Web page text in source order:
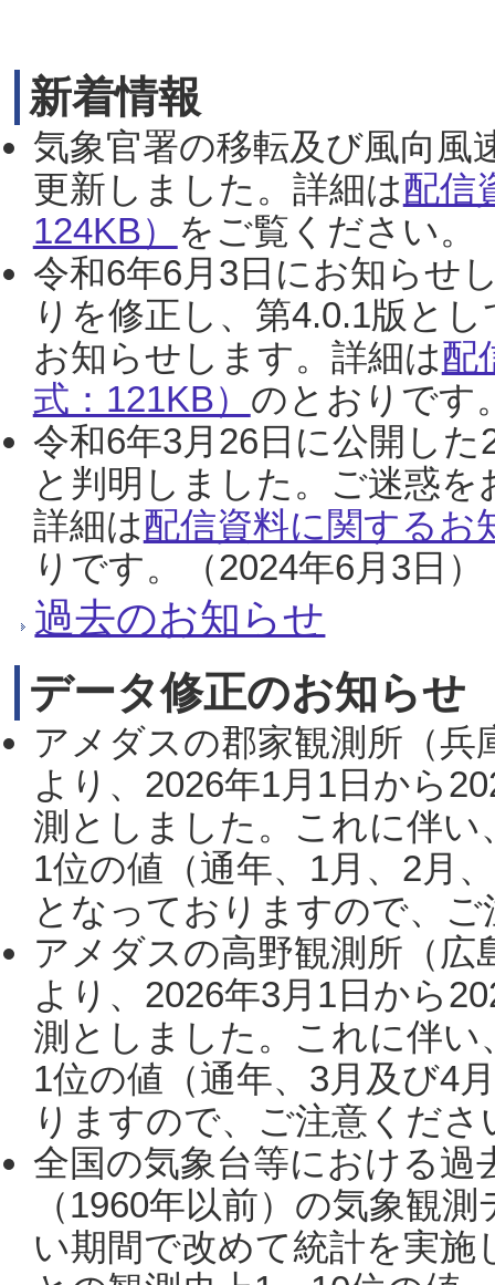
新着情報
気象官署の移転及び風向風
更新しました。詳細は配信
124KB） をご覧ください。
令和6年6月3日にお知らせ
りを修正し、第4.0.1版と
お知らせします。詳細は配
式：121KB） のとおりです
令和6年3月26日に公開し
と判明しました。ご迷惑
詳細は配信資料に関するお
りです。（2024年6月3日）
過去のお知らせ
データ修正のお知らせ
アメダスの郡家観測所（
より、2026年1月1日から
測としました。これに伴い
1位の値（通年、1月、2月
となっておりますので、
アメダスの高野観測所（
より、2026年3月1日から
測としました。これに伴い
1位の値（通年、3月及び4
りますので、ご注意くだ
全国の気象台等における過
（1960年以前）の気象観
い期間で改めて統計を実